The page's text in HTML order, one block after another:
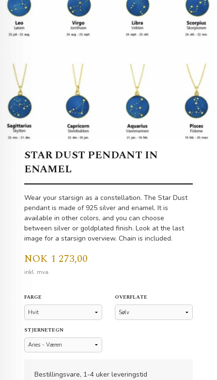
STAR DUST PENDANT IN
ENAMEL
Wear your starsign as a constellation. The Star Dust
pendant is made of 925 silver and enamel. It is
available in other colors, and you can choose
between silver or goldplated finish. Look at the last
image for a starsign overview. Chain is included.
Pris
NOK 1 273,00
inkl. mva.
FARGE OVERFLATE
STJERNETEGN
Bestillingsvare, 1-4 uker leveringstid